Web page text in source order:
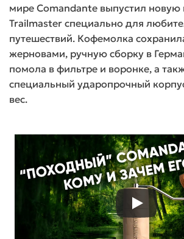
мире Comandante выпустил новую
Trailmaster специально для
путешествий. Кофемолка
жерновами, ручную сборку в
помола в фильтре и воронке, а
специальный ударопрочный
вес.